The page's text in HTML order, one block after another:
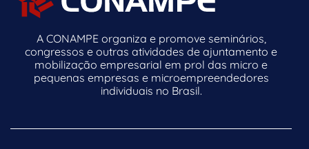
A CONAMPE organiza e promove seminários,
congressos e outras atividades de ajuntamento e
mobilização empresarial em prol das micro e
pequenas empresas e microempreendedores
individuais no Brasil.